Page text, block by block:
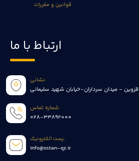
قوانین و مقررات
ارتباط با ما
نشانی:
قزوین - میدان سرداران-خیابان شهید سلیمانی
شماره تماس:
028-33892000
پست الکترونیک:
info@ostan-qz.ir